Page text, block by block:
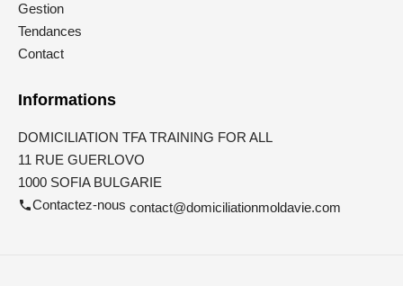
Gestion
Tendances
Contact
Informations
DOMICILIATION TFA TRAINING FOR ALL
11 RUE GUERLOVO
1000 SOFIA BULGARIE
Contactez-nous contact@domiciliationmoldavie.com